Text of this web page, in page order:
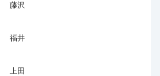
藤沢
福井
上田